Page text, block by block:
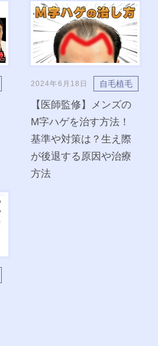
2024年6月18日 自毛植毛
【医師監修】メンズの
M字ハゲを治す方法！
基準や対策は？生え際
が後退する原因や治療
方法